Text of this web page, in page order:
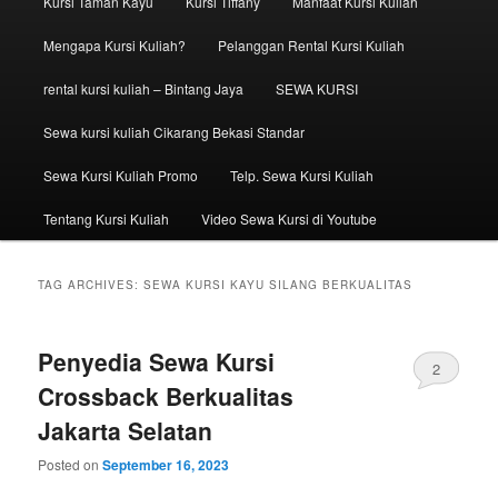
Mengapa Kursi Kuliah? Pelanggan Rental Kursi Kuliah
rental kursi kuliah – Bintang Jaya SEWA KURSI
Sewa kursi kuliah Cikarang Bekasi Standar
Sewa Kursi Kuliah Promo Telp. Sewa Kursi Kuliah
Tentang Kursi Kuliah Video Sewa Kursi di Youtube
TAG ARCHIVES:SEWA KURSI KAYU SILANG BERKUALITAS
Penyedia Sewa Kursi
Crossback Berkualitas
Jakarta Selatan
Posted onSeptember 16, 2023
2